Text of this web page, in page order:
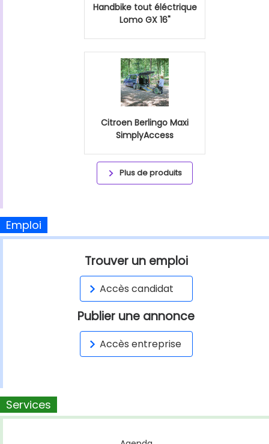
Handbike tout éléctrique
Lomo GX 16"
Citroen Berlingo Maxi
SimplyAccess
Plus de produits
Emploi
Trouver un emploi
Accès candidat
Publier une annonce
Accès entreprise
Services